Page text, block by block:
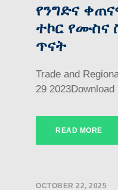
የንግድና
ተኮር የሙስና
ጥናት
Trade and
29 2023Download
READ MORE
OCTOBER 22, 2025